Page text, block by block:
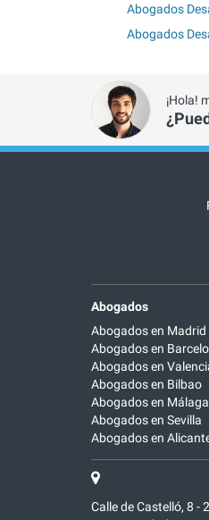
Abogados
Abogados
¡Hola!
Abogados
Abogados en Madrid
Abogados en
Abogados en
Abogados en Bilbao
Abogados en Málaga
Abogados en Sevilla
Abogados en
Calle de Castelló, 8 -